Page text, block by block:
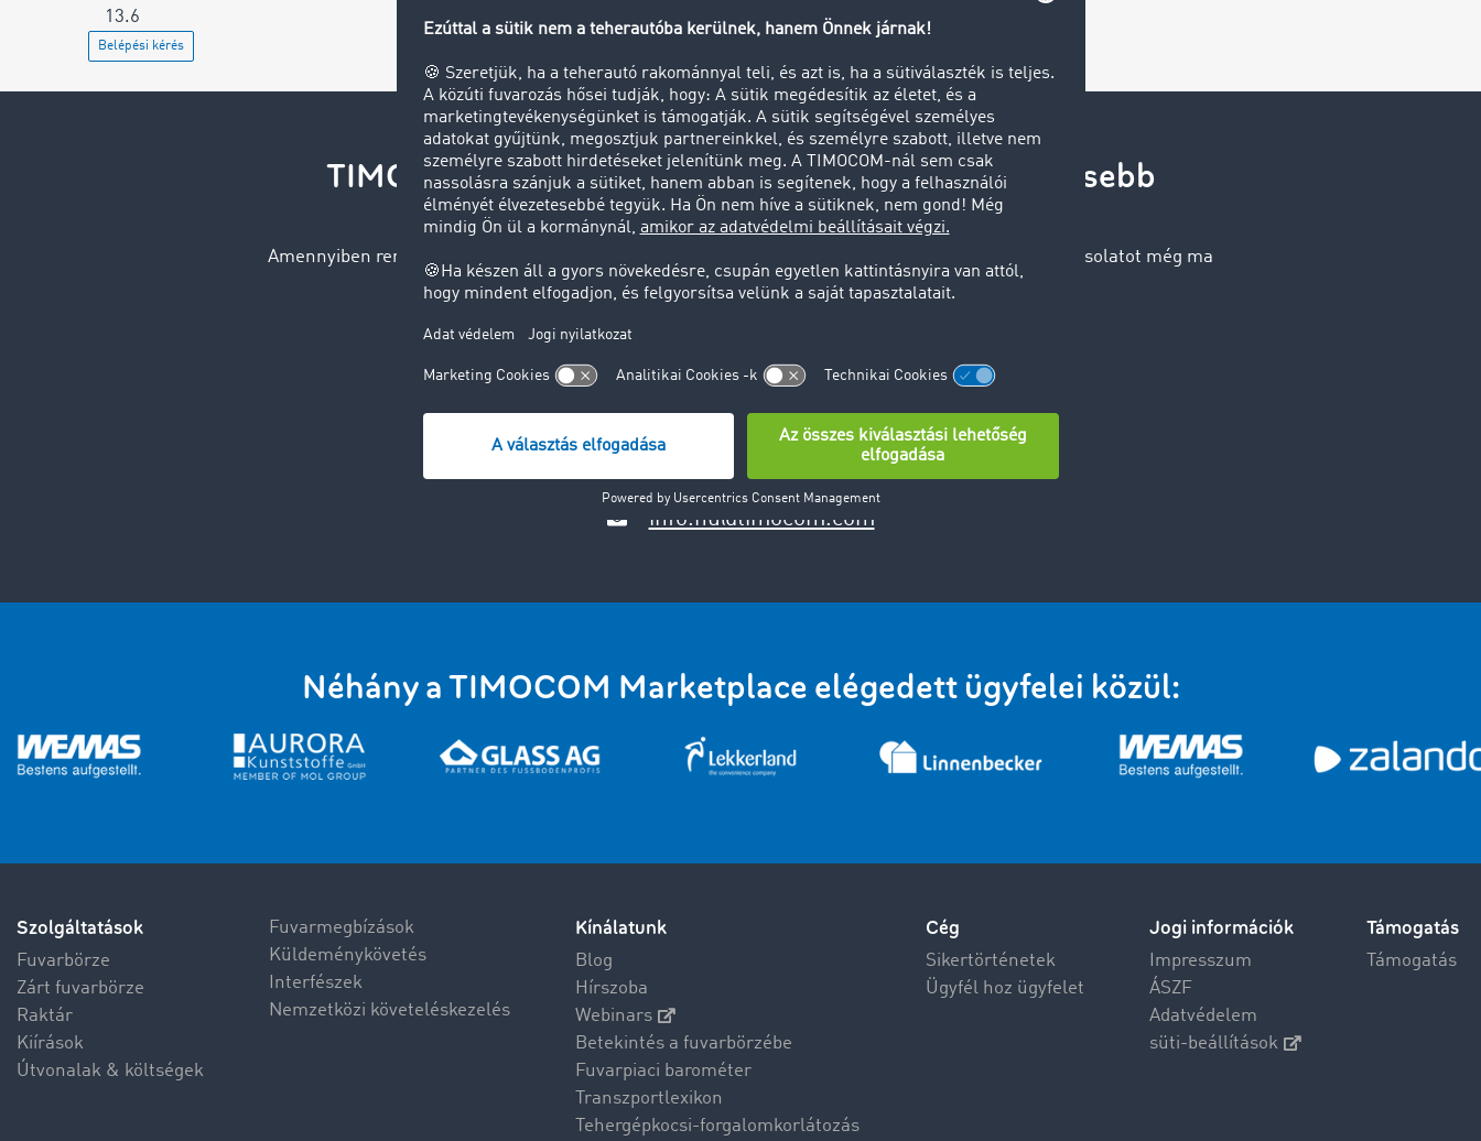
13.6
Belépési kérés
TIMOCOM: Európa egyik legnagyobb és legjelentősebb
fuvarbörzéje
Amennyiben rendszeresen élne a TIMOCOM fuvarbörze által biztosított előnyökkel, vegye fel a kapcsolatot még ma
értékesítési csapatunkkal és kérjen tanácsot.
Regisztráljon most!
Kérdései vannak? Szívesen segítünk:
+36 22 51 59 50
info.hu@timocom.com
Néhány a TIMOCOM Marketplace elégedett ügyfelei közül:
Szolgáltatások
Fuvarbörze
Zárt fuvarbörze
Raktár
Kiírások
Útvonalak & költségek
Fuvarmegbízások
Küldeménykövetés
Interfészek
Nemzetközi követeléskezelés
Kínálatunk
Blog
Hírszoba
Webinars
Betekintés a fuvarbörzébe
Fuvarpiaci barométer
Transzportlexikon
Tehergépkocsi-forgalomkorlátozás
Cég
Sikertörténetek
Ügyfél hoz ügyfelet
Jogi információk
Impresszum
ÁSZF
Adatvédelem
süti-beállítások
Támogatás
Támogatás